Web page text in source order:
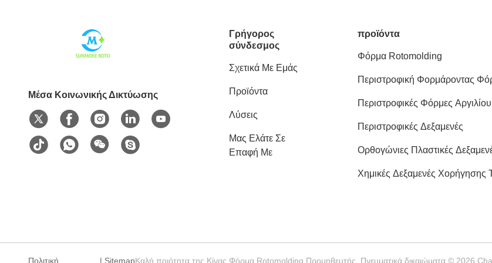
Μέσα Κοινωνικής Δικτύωσης
Γρήγορος
σύνδεσμος
Σχετικά Με Εμάς
Προϊόντα
Λύσεις
Μας Ελάτε Σε
Επαφή Με
προϊόντα
Φόρμα Rotomolding
Περιστροφική Φορμάροντας
Περιστροφικές Φόρμες Αργιλίου
Περιστροφικές Δεξαμενές
Ορθογώνιες Πλαστικές
Χημικές Δεξαμενές Χορήγησης
Πολιτική | SitemapΚαλή ποιότητα της Κίνας Φόρμα Rotomolding Προμηθευτής. Πνευματικά δικαιώματα © 2026